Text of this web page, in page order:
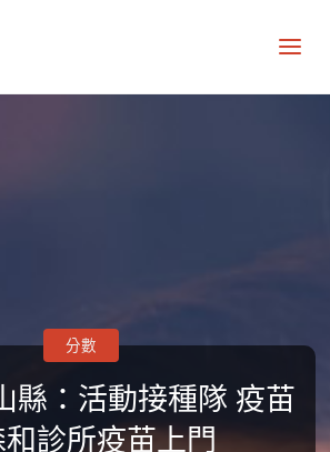
縣：活動接種隊 疫苗
和診所疫苗上門
分數